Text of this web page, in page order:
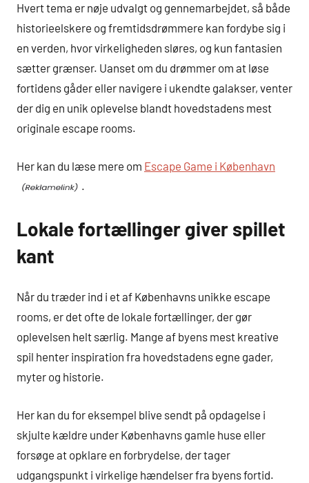
Hvert tema er nøje udvalgt og gennemarbejdet, så både
historieelskere og fremtidsdrømmere kan fordybe sig i
en verden, hvor virkeligheden sløres, og kun fantasien
sætter grænser. Uanset om du drømmer om at løse
fortidens gåder eller navigere i ukendte galakser, venter
der dig en unik oplevelse blandt hovedstadens mest
originale escape rooms.
Her kan du læse mere om Escape Game i København
.
Lokale fortællinger giver spillet
kant
Når du træder ind i et af Københavns unikke escape
rooms, er det ofte de lokale fortællinger, der gør
oplevelsen helt særlig. Mange af byens mest kreative
spil henter inspiration fra hovedstadens egne gader,
myter og historie.
Her kan du for eksempel blive sendt på opdagelse i
skjulte kældre under Københavns gamle huse eller
forsøge at opklare en forbrydelse, der tager
udgangspunkt i virkelige hændelser fra byens fortid.